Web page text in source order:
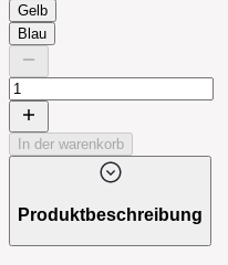
Gelb
Blau
In der warenkorb
Produktbeschreibung